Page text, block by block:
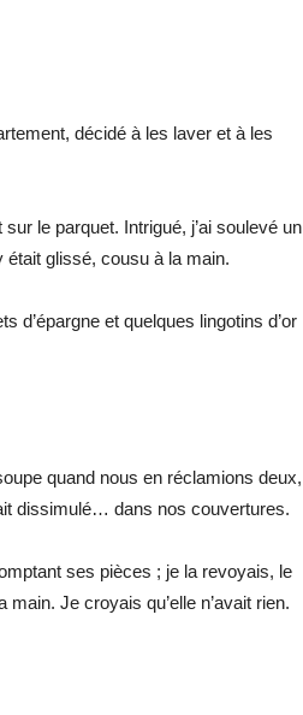
décidé à les laver et à les
le parquet. Intrigué, j’ai soulevé un
était glissé, cousu à la main.
d’épargne et quelques lingotins d’or
quand nous en réclamions deux,
dissimulé… dans nos couvertures.
ses pièces ; je la revoyais, le
Je croyais qu’elle n’avait rien.